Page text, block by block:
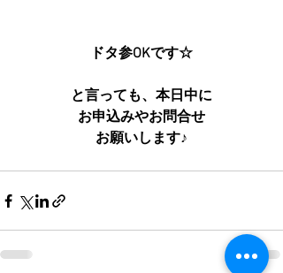
ドタ参OKです☆
と言っても、本日中に
お申込みやお問合せ
お願いします♪